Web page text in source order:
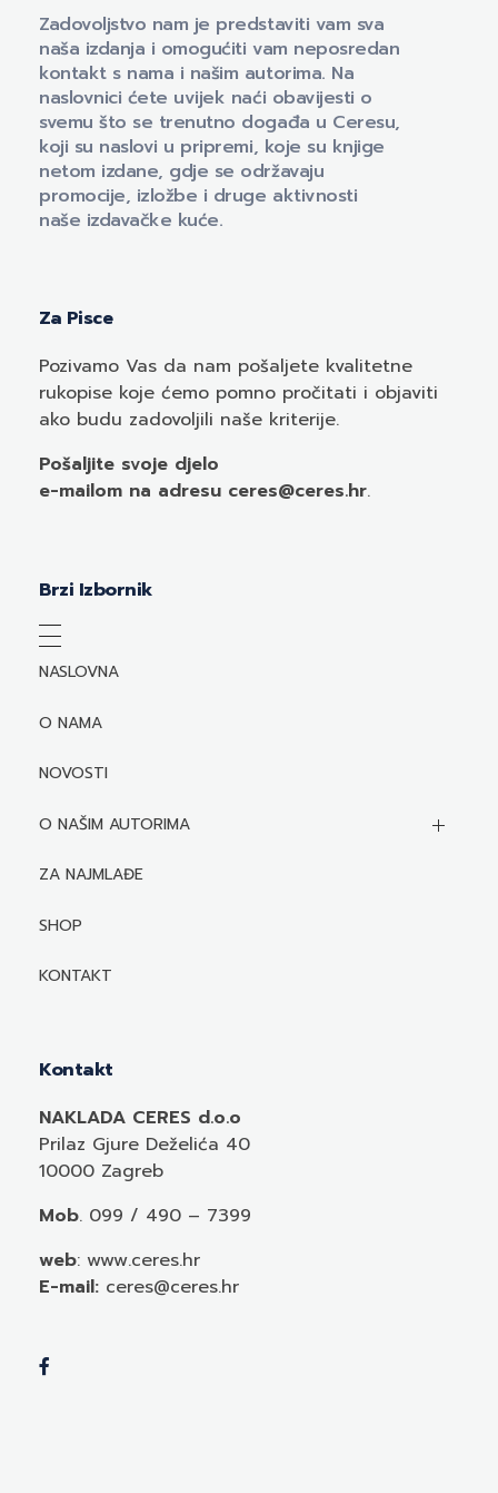
Zadovoljstvo nam je predstaviti vam sva
naša izdanja i omogućiti vam neposredan
kontakt s nama i našim autorima. Na
naslovnici ćete uvijek naći obavijesti o
svemu što se trenutno događa u Ceresu,
koji su naslovi u pripremi, koje su knjige
netom izdane, gdje se održavaju
promocije, izložbe i druge aktivnosti
naše izdavačke kuće.
Za Pisce
Pozivamo Vas da nam pošaljete kvalitetne
rukopise koje ćemo pomno pročitati i objaviti
ako budu zadovoljili naše kriterije.
Pošaljite svoje djelo
e-mailom na adresu ceres@ceres.hr.
Brzi Izbornik
NASLOVNA
O NAMA
NOVOSTI
O NAŠIM AUTORIMA
Biografije autora
Mediji o autorima i njihovim naslovima
ZA NAJMLAĐE
SHOP
KONTAKT
Kontakt
NAKLADA CERES d.o.o
Prilaz Gjure Deželića 40
10000 Zagreb
Mob. 099 / 490 – 7399
web: www.ceres.hr
E-mail: ceres@ceres.hr